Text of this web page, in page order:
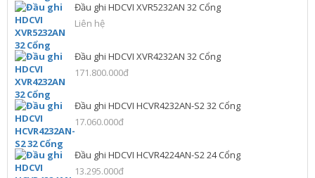
Đầu ghi HDCVI XVR5232AN 32 Cổng
Liên hệ
Đầu ghi HDCVI XVR4232AN 32 Cổng
171.800.000đ
Đầu ghi HDCVI HCVR4232AN-S2 32 Cổng
17.060.000đ
Đầu ghi HDCVI HCVR4224AN-S2 24 Cổng
13.295.000đ